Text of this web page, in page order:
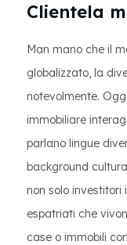
Clientela
Man mano che il
globalizzato, la
notevolmente.
immobiliare
parlano lingue
background
non solo
espatriati che
case o immobili